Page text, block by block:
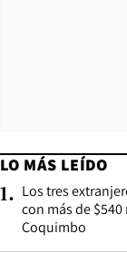
LO MÁS LEÍDO
1. Los tres
con más de
Coquimbo